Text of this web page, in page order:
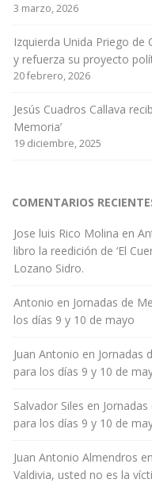
3 marzo, 2026
Izquierda Unida Priego de
y refuerza su proyecto
20 febrero, 2026
Jesús Cuadros Callava
Memoria’
19 diciembre, 2025
COMENTARIOS
Jose luis Rico Molina en
libro la reedición de ‘El
Lozano Sidro.
Antonio en Jornadas de
los días 9 y 10 de mayo
Juan Antonio en Jornadas
para los días 9 y 10 de
Salvador Siles en
para los días 9 y 10 de
Juan Antonio Almendros en
Valdivia, usted no es la